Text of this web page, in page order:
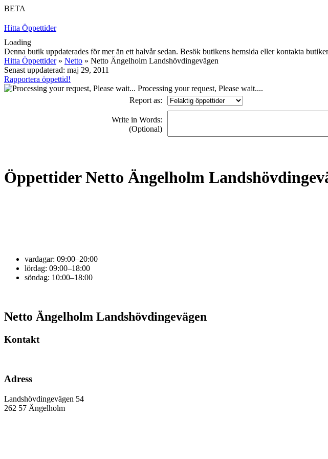
BETA
Hitta Öppettider
Loading
Denna butik uppdaterades för mer än ett halvår sedan. Besök butikens hemsida eller kontakta
Hitta Öppettider» Netto » Netto Ängelholm Landshövdingevägen
Senast uppdaterad: maj 29, 2011
Rapportera öppettid!
Processing your request, Please wait....
Report as:
Write in Words:
(Optional)
Öppettider Netto Ängelholm
vardagar: 09:00–20:00
lördag: 09:00–18:00
söndag: 10:00–18:00
Netto Ängelholm Landshövdingevägen
Kontakt
Adress
Landshövdingevägen 54
262 57 Ängelholm